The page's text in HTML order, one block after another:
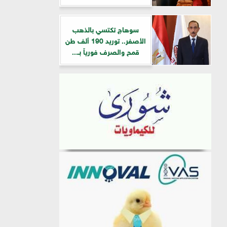
سوهاج تكتسي بالذهب
الأصفر.. توريد 190 ألف طن
قمح والصرف فورياً بـ...